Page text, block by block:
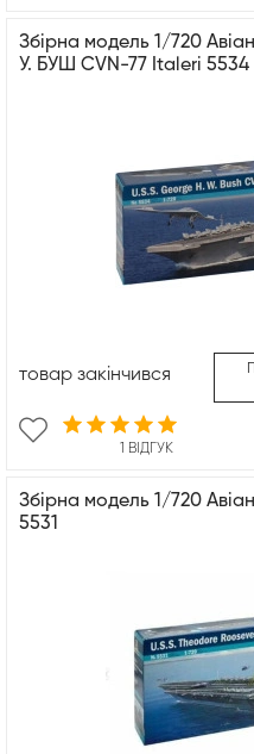
Збірна модель 1/720
У. БУШ CVN-77 Italeri 5534
1 ВІДГУК
товар закінчився
Збірна модель 1/720
5531